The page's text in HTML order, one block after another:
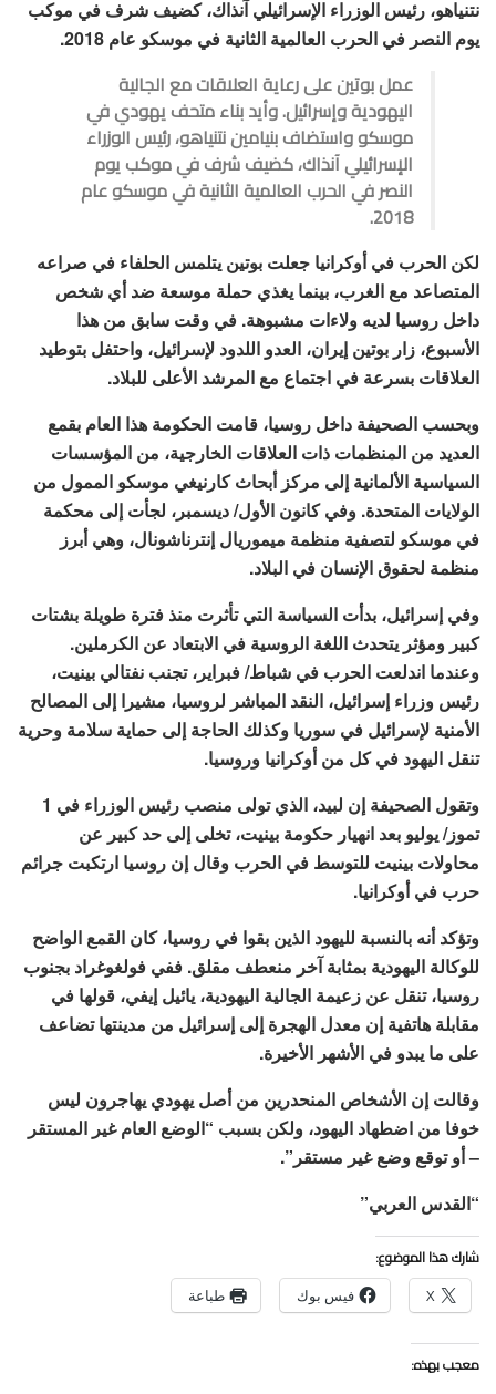
نتنياهو، رئيس الوزراء الإسرائيلي آنذاك، كضيف شرف في موكب
يوم النصر في الحرب العالمية الثانية في موسكو عام 2018.
عمل بوتين على رعاية العلاقات مع الجالية
اليهودية وإسرائيل. وأيد بناء متحف يهودي في
موسكو واستضاف بنيامين نتنياهو، رئيس الوزراء
الإسرائيلي آنذاك، كضيف شرف في موكب يوم
النصر في الحرب العالمية الثانية في موسكو عام
2018.
لكن الحرب في أوكرانيا جعلت بوتين يتلمس الحلفاء في صراعه
المتصاعد مع الغرب، بينما يغذي حملة موسعة ضد أي شخص
داخل روسيا لديه ولاءات مشبوهة. في وقت سابق من هذا
الأسبوع، زار بوتين إيران، العدو اللدود لإسرائيل، واحتفل بتوطيد
العلاقات بسرعة في اجتماع مع المرشد الأعلى للبلاد.
وبحسب الصحيفة داخل روسيا، قامت الحكومة هذا العام بقمع
العديد من المنظمات ذات العلاقات الخارجية، من المؤسسات
السياسية الألمانية إلى مركز أبحاث كارنيغي موسكو الممول من
الولايات المتحدة. وفي كانون الأول/ ديسمبر، لجأت إلى محكمة
في موسكو لتصفية منظمة ميموريال إنترناشونال، وهي أبرز
منظمة لحقوق الإنسان في البلاد.
وفي إسرائيل، بدأت السياسة التي تأثرت منذ فترة طويلة بشتات
كبير ومؤثر يتحدث اللغة الروسية في الابتعاد عن الكرملين.
وعندما اندلعت الحرب في شباط/ فبراير، تجنب نفتالي بينيت،
رئيس وزراء إسرائيل، النقد المباشر لروسيا، مشيرا إلى المصالح
الأمنية لإسرائيل في سوريا وكذلك الحاجة إلى حماية سلامة وحرية
تنقل اليهود في كل من أوكرانيا وروسيا.
وتقول الصحيفة إن لبيد، الذي تولى منصب رئيس الوزراء في 1
تموز/ يوليو بعد انهيار حكومة بينيت، تخلى إلى حد كبير عن
محاولات بينيت للتوسط في الحرب وقال إن روسيا ارتكبت جرائم
حرب في أوكرانيا.
وتؤكد أنه بالنسبة لليهود الذين بقوا في روسيا، كان القمع الواضح
للوكالة اليهودية بمثابة آخر منعطف مقلق. ففي فولغوغراد بجنوب
روسيا، تنقل عن زعيمة الجالية اليهودية، يائيل إيفي، قولها في
مقابلة هاتفية إن معدل الهجرة إلى إسرائيل من مدينتها تضاعف
على ما يبدو في الأشهر الأخيرة.
وقالت إن الأشخاص المنحدرين من أصل يهودي يهاجرون ليس
خوفا من اضطهاد اليهود، ولكن بسبب “الوضع العام غير المستقر
– أو توقع وضع غير مستقر”.
“القدس العربي”
شارك هذا الموضوع:
X فيس بوك طباعة
معجب بهذه: